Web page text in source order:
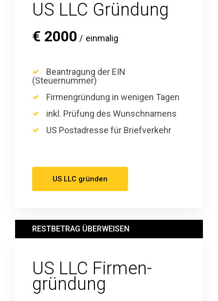
US LLC Gründung
€ 2000 einmalig
Beantragung der EIN
(Steuernummer)
Firmengründung in wenigen Tagen
inkl. Prüfung des Wunschnamens
US Postadresse für Briefverkehr
US LLC gründen
US LLC Firmen-
gründung
RESTBETRAG ÜBERWEISEN